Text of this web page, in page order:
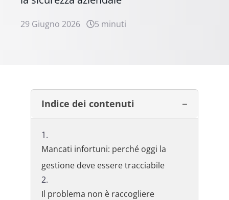
29 Giugno 2026 5 minuti
Indice dei contenuti
Mancati infortuni: perché oggi la
gestione deve essere tracciabile
Il problema non è raccogliere